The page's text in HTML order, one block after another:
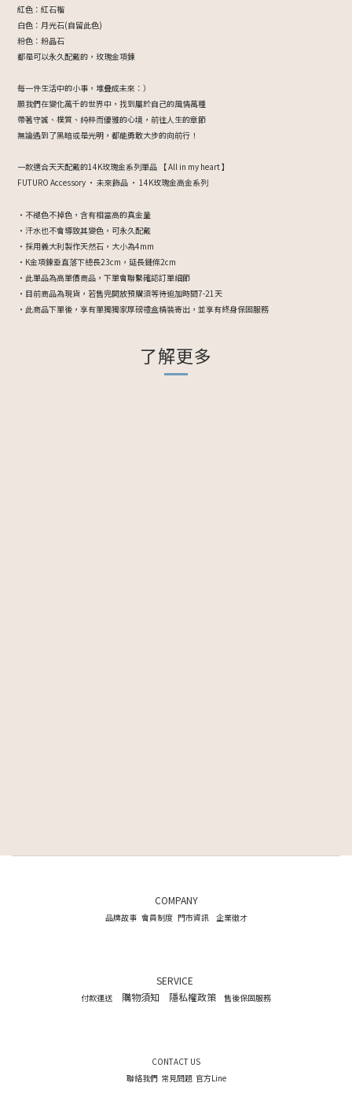
紅色：紅石榴
白色：月光石(自留此色)
粉色：粉晶石
都是可以永久配戴的，玫瑰金項鍊
每一件生活中的小事，堆疊成未來：）
願我們在變化萬千的世界中，找到屬於自己的風情萬種
帶著守誠、樸質、純粹而優雅的心境，前往人生的章節
無論遇到了黑暗或是光明，都能勇敢大步的向前行！
一款適合天天配戴的14K玫瑰金系列單品 【 All in my heart 】
FUTURO Accessory ・ 未來飾品 ・ 14K玫瑰金高金系列
・不褪色不掉色，含有相當高的真金量
・汗水也不會導致其變色，可永久配戴
・採用義大利製作天然石，大小為4mm
・K金項鍊垂直落下總長23cm，延長鏈條2cm
・此單品為高單價商品，下單會聯繫確認訂單細節
・目前商品為現貨，若售完開放預購須等待追加時間7-21天
・此商品下單後，享有單獨獨家厚磅禮盒精裝寄出，並享有終身保固服務
了解更多
COMPANY
品牌故事 會員制度 門市資訊 企業徵才
SERVICE
付款運送 購物須知 隱私權政策 售後保固服務
CONTACT US
聯絡我們 常見問題 官方Line